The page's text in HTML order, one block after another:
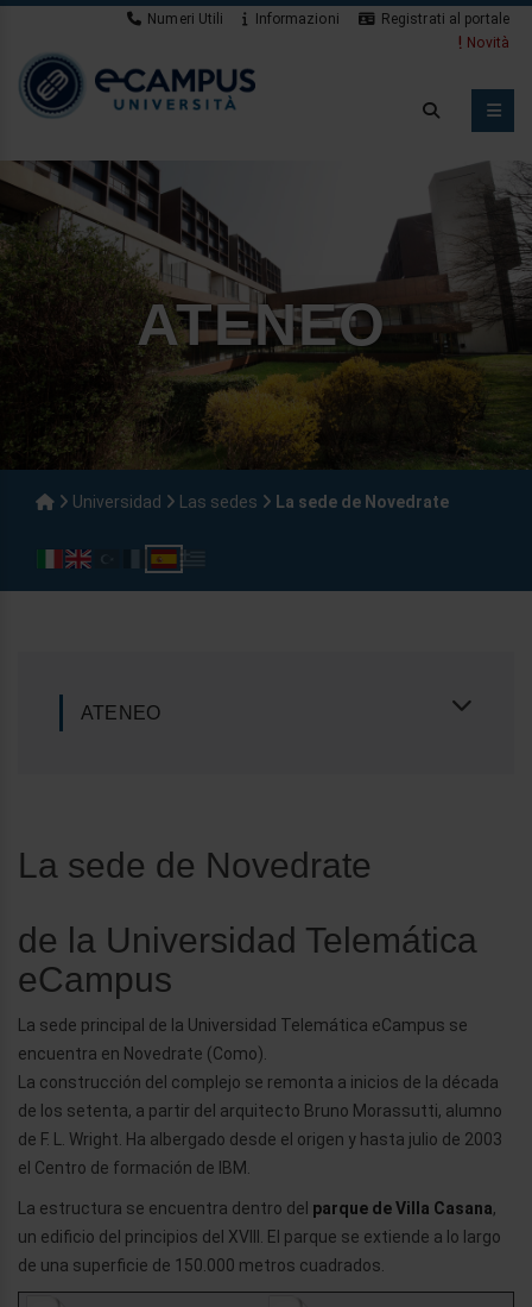
Numeri Utili Informazioni
Registrati al portale
Novità
ATENEO
Universidad Las sedes La sede de Novedrate
ATENEO
La sede de Novedrate
de la Universidad Telemática
eCampus
La sede principal de la Universidad Telemática eCampus se
encuentra en Novedrate (Como).
La construcción del complejo se remonta a inicios de la década
de los setenta, a partir del arquitecto Bruno Morassutti, alumno
de F. L. Wright. Ha albergado desde el origen y hasta julio de 2003
el Centro de formación de IBM.
La estructura se encuentra dentro del parque de Villa Casana,
un edificio del principios del XVIII. El parque se extiende a lo largo
de una superficie de 150.000 metros cuadrados.